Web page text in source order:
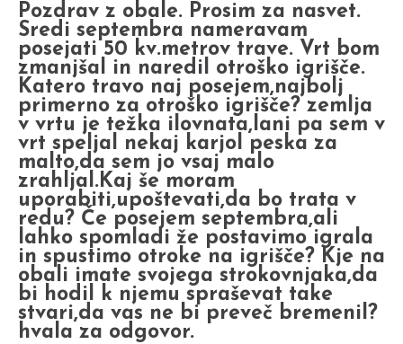
Pozdrav z obale. Prosim za nasvet.
Sredi septembra nameravam
posejati 50 kv.metrov trave. Vrt bom
zmanjšal in naredil otroško igrišče.
Katero travo naj posejem,najbolj
primerno za otroško igrišče? zemlja
v vrtu je težka ilovnata,lani pa sem v
vrt speljal nekaj karjol peska za
malto,da sem jo vsaj malo
zrahljal.Kaj še moram
uporabiti,upoštevati,da bo trata v
redu? Če posejem septembra,ali
lahko spomladi že postavimo igrala
in spustimo otroke na igrišče? Kje na
obali imate svojega strokovnjaka,da
bi hodil k njemu spraševat take
stvari,da vas ne bi preveč bremenil?
hvala za odgovor.